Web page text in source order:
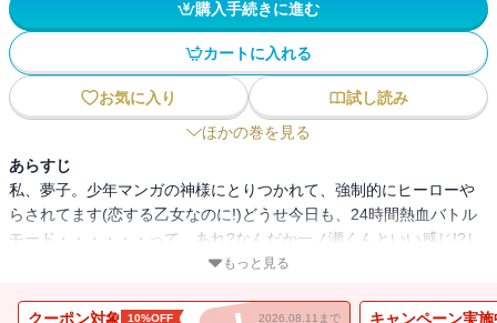
購入手続きに進む
カートに入れる
お気に入り
試し読み
ほかの巻を見る
あらすじ
私、夢子。少年マンガの神様にとりつかれて、強制的にヒーローや
らされてます(恋する乙女なのに!)どうせ今日も、24時間熱血バトル
モード・・・・・・って、あれ?なんだか一ノ瀬くんといい感じ!?し
かも腰に魔剣がない!?もしかして、「少年マンガ」の呪いが解けた!?
の子。本当だったら、逃げていいのかもしれない。でもできない
もっと見る
クーポン対象 10%OFF 2026.08.11まで キャンペーン実施